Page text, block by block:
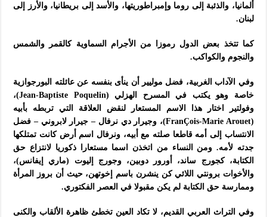
ألمانيا، والذئبة إلى روما وإمبراطوريتها، والأسد إلى بريطانيا، والأرز إلى
لبنان.
كما تتخذ بعض الدول رموزا من الأجرام السماوية كالقمر والشمس
والنجوم والكواكب.
وفي الآداب الغربية، فضل موليير أن ينأى بنفسه عن عائلته البورجوازية
خاصة وهو يكتب في المسرح الهزلي (Jean-Baptiste Poquelin)،
وفولتير اختار هذا الاسم المستعار لنقض العلاقة التي تربطه بأبيه
(FranÇois-Marie Arouet)، وجيرار دي نرفال – جيرار لابروني – فضل
الانتساب إلى أمه قاطعا صلته مع أبيه، ونرفال اسم أرض كانت تمتلكها
جدته لأمه. ومن النساء من اتخذن اسما مستعارا ذكوريا لانتزاع حق
الكتابة، كجورج ساند، أورور دوبين، وجورج إليوت (ماري إيفانس)،
والأخوات برونتي اللائي كن ينشرن باسم إخوتهن، حيث أن بروز المرأة
وممارسة حق الكتابة لم يكن مقبولا في العصر الفكتوري.
وفي التراث العربي القديم، لا تكاد العين تخطئ ظاهرة الألقاب والكنى